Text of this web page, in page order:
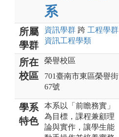
系
所屬
學群
資訊學群 跨 工程學群
資訊工程學類
所在
校區
榮譽校區
701臺南市東區榮譽街
67號
學系
特色
本系以「前瞻務實」
為目標，課程兼顧理
論與實作，讓學生能